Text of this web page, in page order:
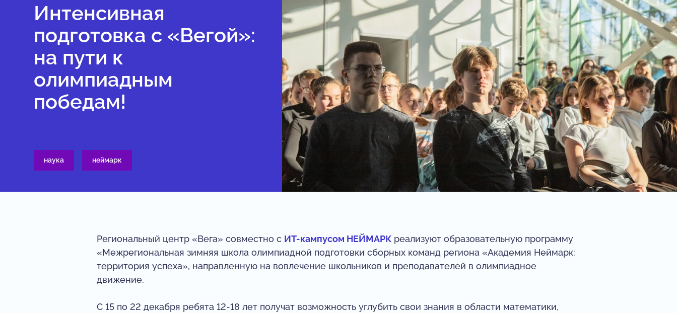
Интенсивная
подготовка с «Вегой»:
на пути к
олимпиадным
победам!
наука неймарк
Региональный центр «Вега» совместно с ИТ-кампусом НЕЙМАРК реализуют образовательную программу
«Межрегиональная зимняя школа олимпиадной подготовки сборных команд региона «Академия Неймарк:
территория успеха», направленную на вовлечение школьников и преподавателей в олимпиадное
движение.
С 15 по 22 декабря ребята 12-18 лет получат возможность углубить свои знания в области математики,